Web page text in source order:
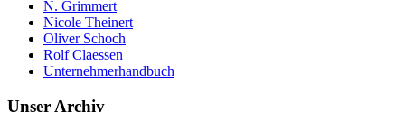
N. Grimmert
Nicole Theinert
Oliver Schoch
Rolf Claessen
Unternehmerhandbuch
Unser Archiv